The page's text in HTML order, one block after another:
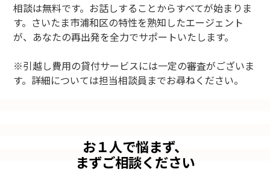
相談は無料です。お話しすることからすべてが始まりま
す。さいたま市浦和区の特性を熟知したエージェント
が、あなたの再出発を全力でサポートいたします。
※引越し費用の貸付サービスには一定の審査がございま
す。詳細については担当相談員までお尋ねください。
お１人で悩まず、
まずご相談ください